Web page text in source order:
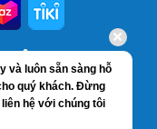
và luôn sẵn sàng hỗ
quý khách. Đừng
hệ với chúng tôi